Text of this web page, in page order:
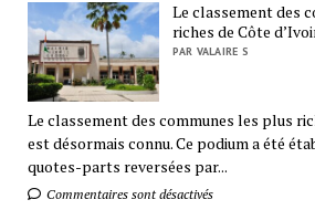
Le classement des
riches de Côte
PAR VALAIRE S
Le classement des communes les plus
est désormais connu. Ce podium a été
quotes-parts reversées par...
Commentaires sont désactivés